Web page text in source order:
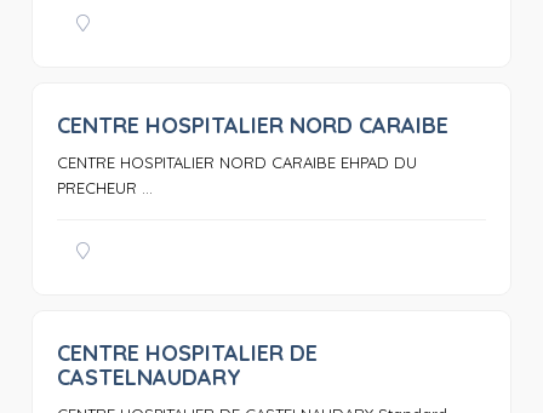
0
CENTRE HOSPITALIER NORD CARAIBE
CENTRE HOSPITALIER NORD CARAIBE EHPAD DU
PRECHEUR ...
CENTRE HOSPITALIER DE
CASTELNAUDARY